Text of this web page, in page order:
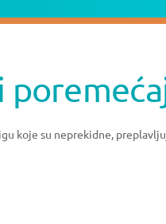
koje su neprekidne,